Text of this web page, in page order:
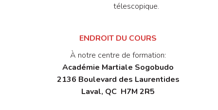
télescopique.
ENDROIT DU COURS
À notre centre de formation:
Académie Martiale Sogobudo
2136 Boulevard des Laurentides
Laval, QC H7M 2R5